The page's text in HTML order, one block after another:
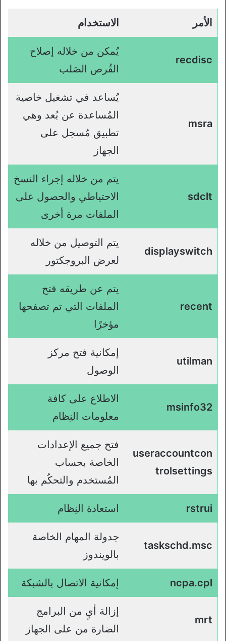
الأمر الاستخدام
recdisc
يُمكن من خلاله إصلاح
القُرص الصَلب
msra
يُساعد في تشغيل خاصية
المُساعدة عن بُعد وهي
تطبيق مُسجل على
الجهاز
sdclt
يتم من خلاله إجراء النسخ
الاحتياطي والحصول على
الملفات مرة أخرى
displayswitch
يتم التوصيل من خلاله
لعرض البروجكتور
recent
يتم عن طريقه فتح
الملفات التي تم تصفحها
مؤخرًا
utilman
إمكانية فتح مركز
الوصول
msinfo32
الاطلاع على كافة
معلومات النِظام
useraccountcon
trolsettings
فتح جميع الإعدادات
الخاصة بحساب
المُستخدم والتحكُم بها
rstrui استعادة النِظام
taskschd.msc
جدولة المهام الخاصة
بالويندوز
ncpa.cpl إمكانية الاتصال بالشبكة
mrt
إزالة أيٍ من البرامج
الضارة من على الجهاز